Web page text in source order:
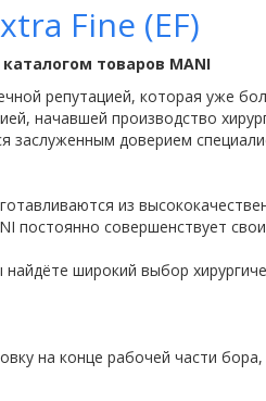
Fine (EF)
товаров MANI
репутацией, которая уже
начавшей производство
заслуженным доверием
из
постоянно совершенствует
широкий выбор
на конце рабочей части